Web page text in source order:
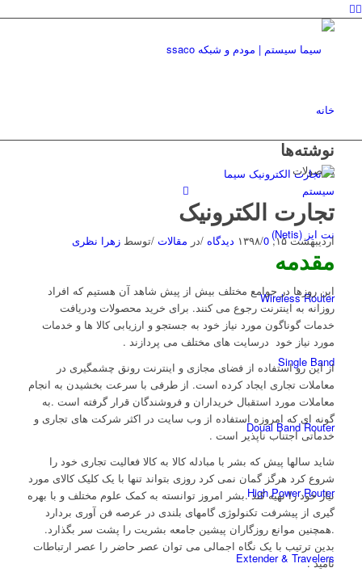
خانه
محصولات
نت ایز (Netis)
Wireless Router
Single Band
Doual Band Router
High Power Router
Extender & Travelers
نوشته‌ها
تجارت الکترونیک
اردیبهشت ۱۵, ۱۳۹۸ /0 دیدگاه /در مقالات /توسط زهرا نظری
مقدمه
این روزها در جوامع مختلف بیش از پیش شاهد آن هستیم که افراد
روزانه به اینترنت رجوع می کنند. برای خرید محصولات ودریافت
خدمات گوناگون مورد نیاز خود به جستجو و ارزیابی کالا ها و خدمات
مورد نیاز خود درسایت های مختلف می پردازند .
از این رو استفاده از فضای مجازی و اینترنت رونق چشمگیری در
معاملات تجاری ایجاد کرده است. از طرفی با سرعت بخشیدن به انجام
معاملات مورد استقبال خریداران و فروشندگان قرار گرفته است .به
گونه ای که امروزه استفاده از وب سایت در اکثر شرکت های تجاری و
خدماتی اجتناب ناپذیر است .
شاید سالها پیش که بشر با مبادله کالا به کالا فعالیت تجاری خود را
شروع کرد هرگز گمان نمی کرد روزی بتواند تنها با یک کلیک کالای مورد
نیاز خود را تهیه کند .بشر امروز توانسته به کمک علوم مختلف و با بهره
گیری از پیشرفت تکنولوژی گامهای بلندی در عرصه فن آوری بردارد
.همچنین موانع روزگاران پیشین جامعه بشریت را پشت سر بگذارد.
بدین ترتیب با یک نگاه اجمالی می توان عصر حاضر را عصر ارتباطات
نامید .